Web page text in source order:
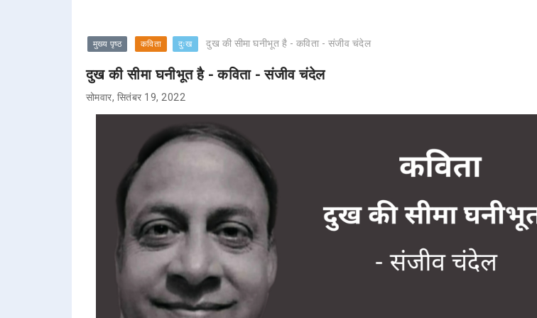
मुख्य पृष्ठ कविता दुःख दुख की सीमा घनीभूत है - कविता - संजीव चंदेल
दुख की सीमा घनीभूत है - कविता - संजीव चंदेल
सोमवार, सितंबर 19, 2022